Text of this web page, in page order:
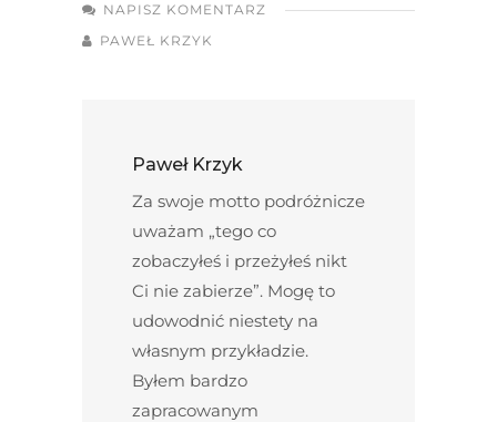
NAPISZ KOMENTARZ
PAWEŁ KRZYK
Paweł Krzyk
Za swoje motto podróżnicze
uważam „tego co
zobaczyłeś i przeżyłeś nikt
Ci nie zabierze”. Mogę to
udowodnić niestety na
własnym przykładzie.
Byłem bardzo
zapracowanym